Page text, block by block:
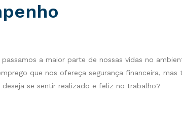
a maior parte de nossas vidas no
que nos ofereça segurança financeira,
deseja se sentir realizado e feliz no trabalho?